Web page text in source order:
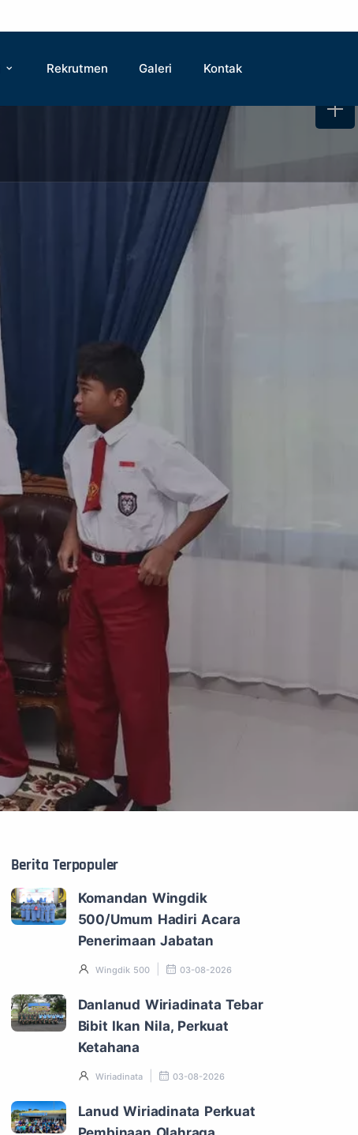
Rekrutmen Galeri Kontak
Berita Terpopuler
Komandan Wingdik
500/Umum Hadiri Acara
Penerimaan Jabatan
Wingdik 500 03-08-2026
Danlanud Wiriadinata Tebar
Bibit Ikan Nila, Perkuat
Ketahana
Wiriadinata 03-08-2026
Lanud Wiriadinata Perkuat